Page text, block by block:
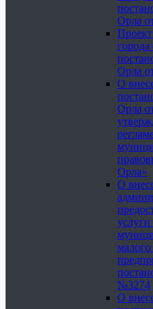
Орла
Орла
О
Орла
Орла»
О
малого
№3274
О